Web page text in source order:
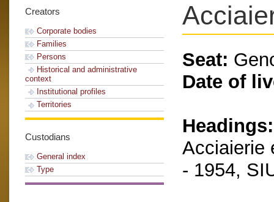
Creators
Corporate bodies
Families
Persons
Historical and administrative
context
Institutional profiles
Territories
Custodians
General index
Type
Seat:
Date of
Headings:
Acciaierie
- 1954,